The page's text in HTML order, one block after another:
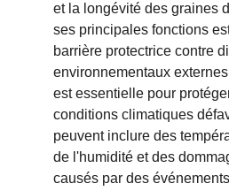
et la longévité des graines
ses principales fonctions
barrière protectrice contre
environnementaux
est essentielle pour
conditions climatiques
peuvent inclure des
de l'humidité et des
causés par des événements